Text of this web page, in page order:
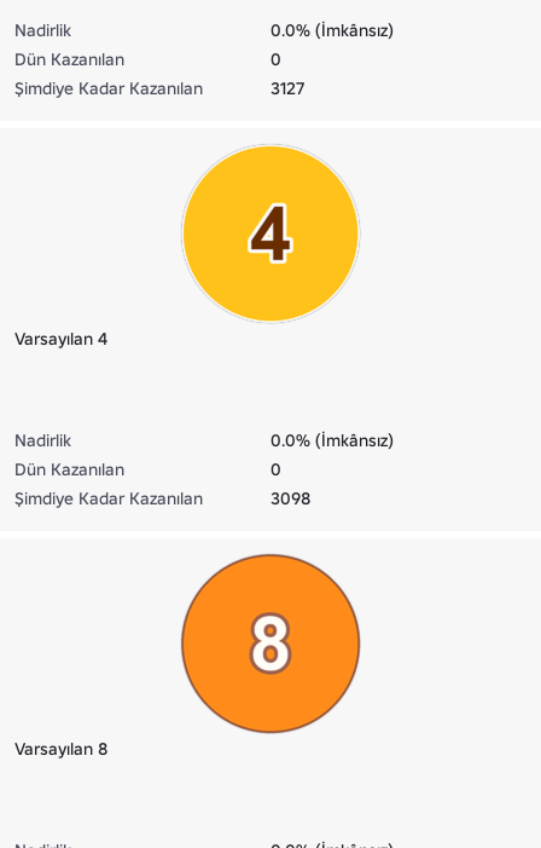
Nadirlik
0.0% (İmkânsız)
Dün Kazanılan
0
Şimdiye Kadar Kazanılan
3127
Varsayılan 4
Nadirlik
0.0% (İmkânsız)
Dün Kazanılan
0
Şimdiye Kadar Kazanılan
3098
Varsayılan 8